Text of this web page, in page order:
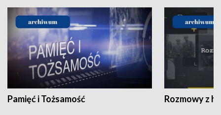
Pamięć i Tożsamość Rozmowy z